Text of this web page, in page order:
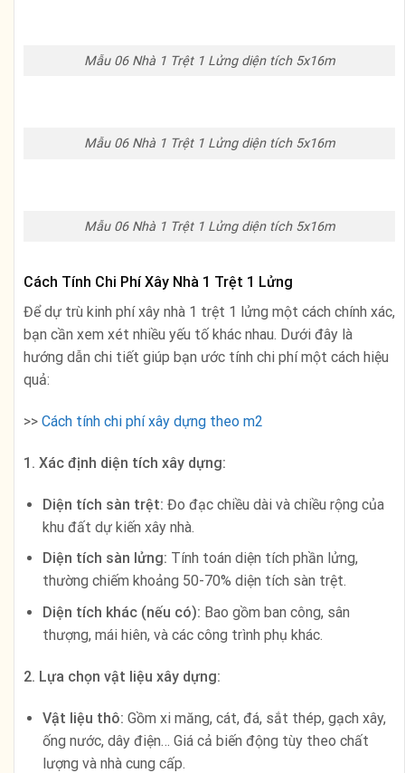
Mẫu 06 Nhà 1 Trệt 1 Lửng diện tích 5x16m
Mẫu 06 Nhà 1 Trệt 1 Lửng diện tích 5x16m
Mẫu 06 Nhà 1 Trệt 1 Lửng diện tích 5x16m
Cách Tính Chi Phí Xây Nhà 1 Trệt 1 Lửng
Để dự trù kinh phí xây nhà 1 trệt 1 lửng một cách chính xác,
bạn cần xem xét nhiều yếu tố khác nhau. Dưới đây là
hướng dẫn chi tiết giúp bạn ước tính chi phí một cách hiệu
quả:
>> Cách tính chi phí xây dựng theo m2
1. Xác định diện tích xây dựng:
Diện tích sàn trệt: Đo đạc chiều dài và chiều rộng của
khu đất dự kiến xây nhà.
Diện tích sàn lửng: Tính toán diện tích phần lửng,
thường chiếm khoảng 50-70% diện tích sàn trệt.
Diện tích khác (nếu có): Bao gồm ban công, sân
thượng, mái hiên, và các công trình phụ khác.
2. Lựa chọn vật liệu xây dựng:
Vật liệu thô: Gồm xi măng, cát, đá, sắt thép, gạch xây,
ống nước, dây điện… Giá cả biến động tùy theo chất
lượng và nhà cung cấp.